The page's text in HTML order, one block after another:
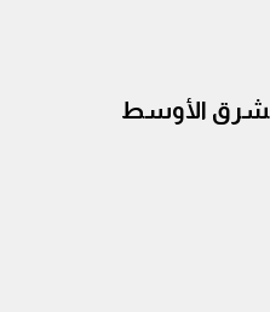
الشرق الأوسط